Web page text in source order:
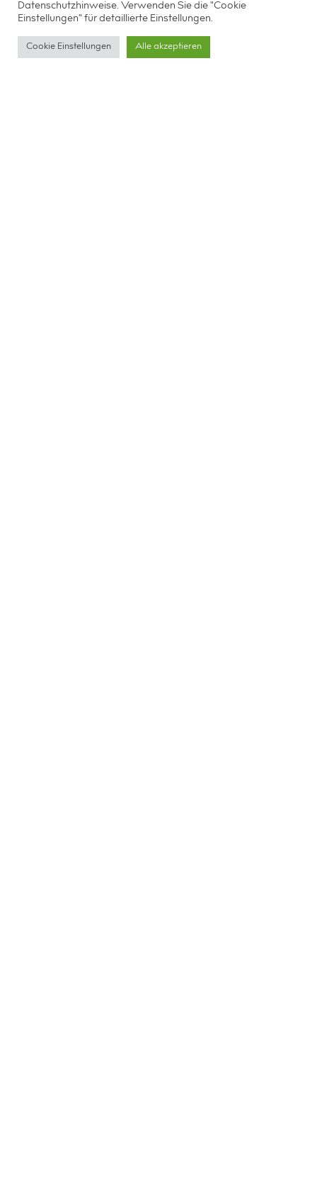
Datenschutzhinweise. Verwenden Sie die "Cookie
Einstellungen" für detaillierte Einstellungen.
Cookie Einstellungen Alle akzeptieren